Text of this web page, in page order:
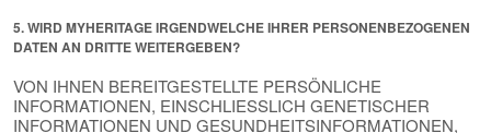
5. WIRD MYHERITAGE IRGENDWELCHE IHRER PERSONENBEZOGENEN
DATEN AN DRITTE WEITERGEBEN?
VON IHNEN BEREITGESTELLTE PERSÖNLICHE
INFORMATIONEN, EINSCHLIESSLICH GENETISCHER
INFORMATIONEN UND GESUNDHEITSINFORMATIONEN,